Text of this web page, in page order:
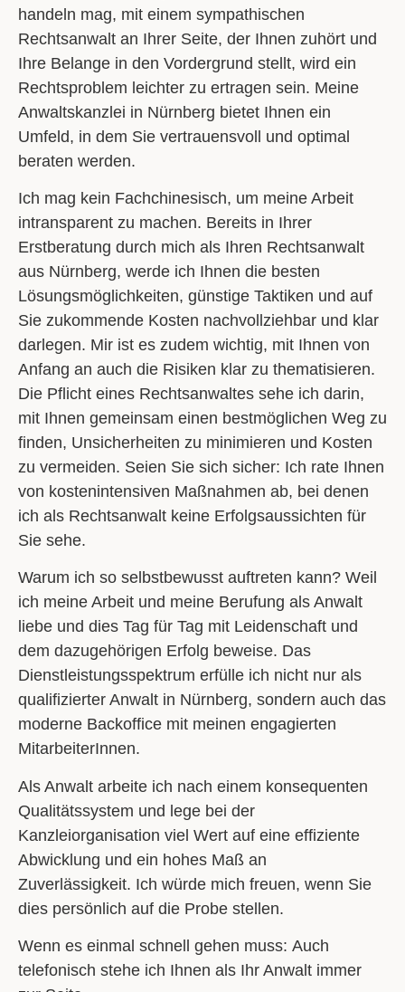
handeln mag, mit einem sympathischen
Rechtsanwalt an Ihrer Seite, der Ihnen zuhört und
Ihre Belange in den Vordergrund stellt, wird ein
Rechtsproblem leichter zu ertragen sein. Meine
Anwaltskanzlei in Nürnberg bietet Ihnen ein
Umfeld, in dem Sie vertrauensvoll und optimal
beraten werden.
Ich mag kein Fachchinesisch, um meine Arbeit
intransparent zu machen. Bereits in Ihrer
Erstberatung durch mich als Ihren Rechtsanwalt
aus Nürnberg, werde ich Ihnen die besten
Lösungsmöglichkeiten, günstige Taktiken und auf
Sie zukommende Kosten nachvollziehbar und klar
darlegen. Mir ist es zudem wichtig, mit Ihnen von
Anfang an auch die Risiken klar zu thematisieren.
Die Pflicht eines Rechtsanwaltes sehe ich darin,
mit Ihnen gemeinsam einen bestmöglichen Weg zu
finden, Unsicherheiten zu minimieren und Kosten
zu vermeiden. Seien Sie sich sicher: Ich rate Ihnen
von kostenintensiven Maßnahmen ab, bei denen
ich als Rechtsanwalt keine Erfolgsaussichten für
Sie sehe.
Warum ich so selbstbewusst auftreten kann? Weil
ich meine Arbeit und meine Berufung als Anwalt
liebe und dies Tag für Tag mit Leidenschaft und
dem dazugehörigen Erfolg beweise. Das
Dienstleistungsspektrum erfülle ich nicht nur als
qualifizierter Anwalt in Nürnberg, sondern auch das
moderne Backoffice mit meinen engagierten
MitarbeiterInnen.
Als Anwalt arbeite ich nach einem konsequenten
Qualitätssystem und lege bei der
Kanzleiorganisation viel Wert auf eine effiziente
Abwicklung und ein hohes Maß an
Zuverlässigkeit. Ich würde mich freuen, wenn Sie
dies persönlich auf die Probe stellen.
Wenn es einmal schnell gehen muss: Auch
telefonisch stehe ich Ihnen als Ihr Anwalt immer